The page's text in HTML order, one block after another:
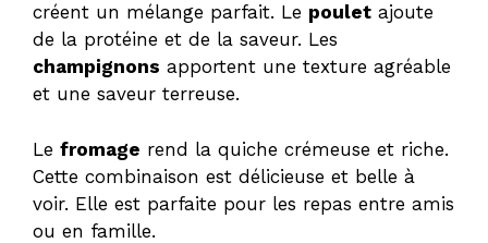
créent un mélange parfait. Le poulet ajoute
de la protéine et de la saveur. Les
champignons apportent une texture agréable
et une saveur terreuse.
Le fromage rend la quiche crémeuse et riche.
Cette combinaison est délicieuse et belle à
voir. Elle est parfaite pour les repas entre amis
ou en famille.